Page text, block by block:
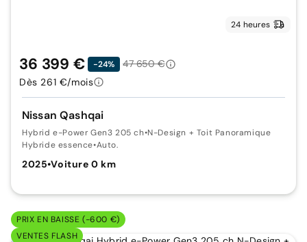
24 heures
Nissan Qashqai
Hybrid e-Power Gen3 205 ch•N-Design + Toit Panoramique
Hybride essence•Auto.
2025•Voiture 0 km
36 399 € -24%
47 650 €
Dès 261 €/mois
PRIX EN BAISSE (-600 €)
VENTES FLASH